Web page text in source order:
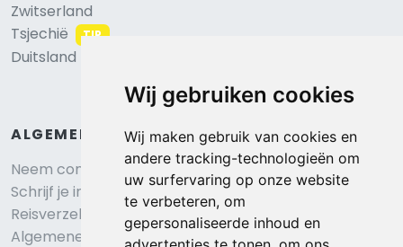
Wij gebruiken cookies
Wij maken gebruik van cookies en
andere tracking-technologieën om
uw surfervaring op onze website
te verbeteren, om
gepersonaliseerde inhoud en
Zwitserland
Tsjechië
TIP
Duitsland
ALGEMEEN
Neem contact op
Schrijf je in voor onze nieuwsbrief
Reisverzekering afsluiten
Algemene voorwaarden